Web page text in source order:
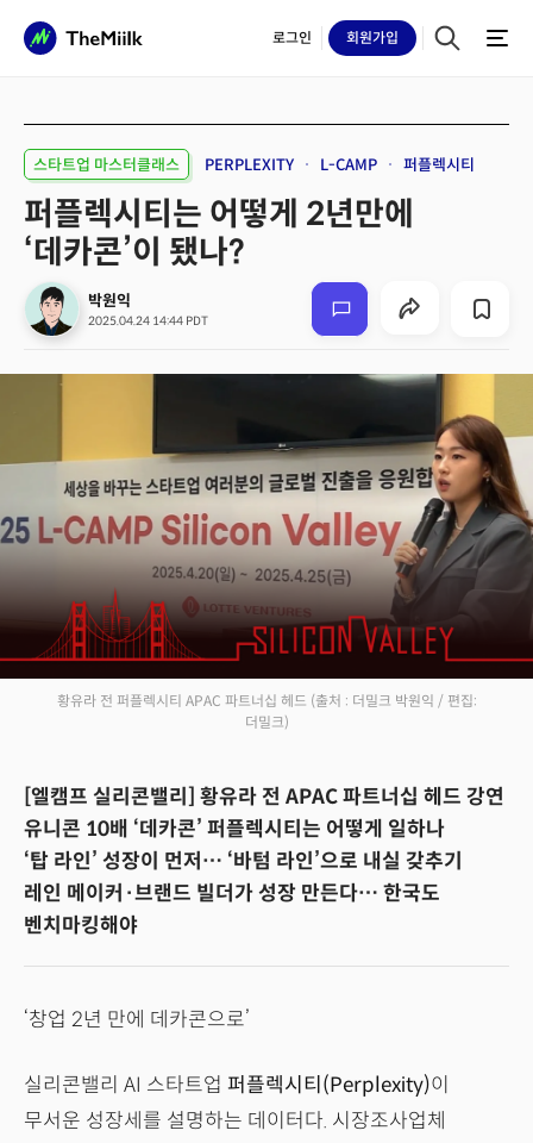
로그인 회원가입
스타트업 마스터클래스 PERPLEXITY L-CAMP 퍼플렉시티
퍼플렉시티는 어떻게 2년만에
‘데카콘’이 됐나?
박원익
2025.04.24 14:44 PDT
황유라 전 퍼플렉시티 APAC 파트너십 헤드 (출처 : 더밀크 박원익 / 편집:
더밀크)
[엘캠프 실리콘밸리] 황유라 전 APAC 파트너십 헤드 강연
유니콘 10배 ‘데카콘’ 퍼플렉시티는 어떻게 일하나
‘탑 라인’ 성장이 먼저… ‘바텀 라인’으로 내실 갖추기
레인 메이커·브랜드 빌더가 성장 만든다… 한국도
벤치마킹해야
‘창업 2년 만에 데카콘으로’
실리콘밸리 AI 스타트업 퍼플렉시티(Perplexity)이
무서운 성장세를 설명하는 데이터다. 시장조사업체